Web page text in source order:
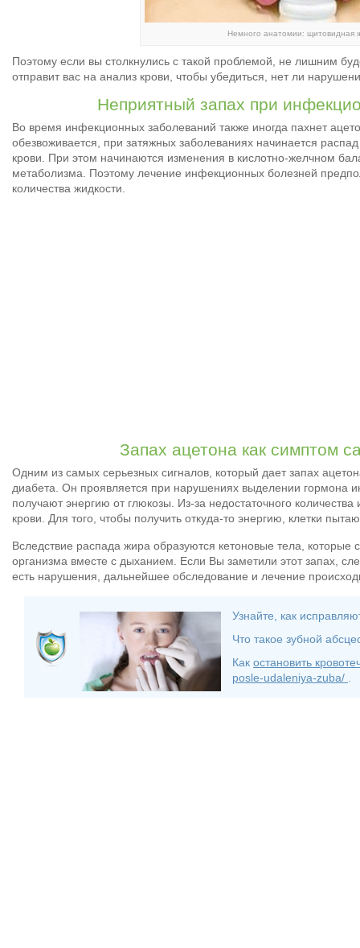
Немного анатомии: щитовидная
Поэтому если вы столкнулись с такой проблемой, не лишним
отправит вас на анализ крови, чтобы убедиться, нет ли
Неприятный запах при
Во время инфекционных заболеваний также иногда пахнет
обезвоживается, при затяжных заболеваниях начинается
крови. При этом начинаются изменения в кислотно-желчном
метаболизма. Поэтому лечение инфекционных болезней
количества жидкости.
Запах ацетона как симптом
Одним из самых серьезных сигналов, который дает запах
диабета. Он проявляется при нарушениях выделении гормона
получают энергию от глюкозы. Из-за недостаточного
крови. Для того, чтобы получить откуда-то энергию, клетки
Вследствие распада жира образуются кетоновые тела, которые
организма вместе с дыханием. Если Вы заметили этот запах,
есть нарушения, дальнейшее обследование и лечение
Узнайте, как
Что такое зубной
Как остановить
posle-udaleniya-zuba/ .